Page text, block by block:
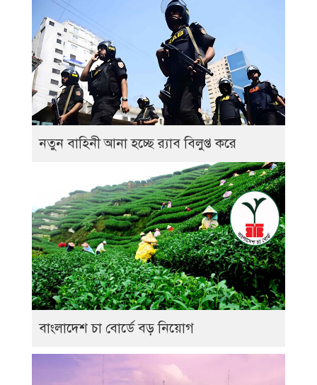
নতুন বাহিনী আনা হচ্ছে র‍্যাব বিলুপ্ত করে
বাংলাদেশ চা বোর্ডে বড় নিয়োগ